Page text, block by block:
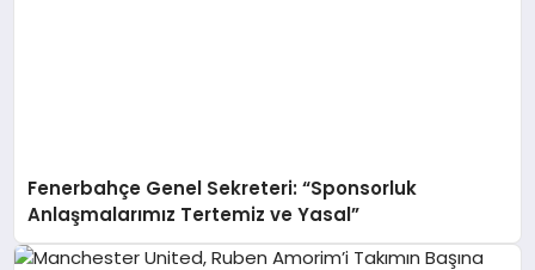
Fenerbahçe Genel Sekreteri: “Sponsorluk
Anlaşmalarımız Tertemiz ve Yasal”